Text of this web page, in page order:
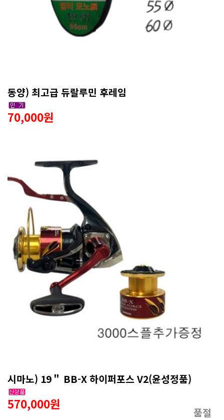
동양) 최고급 듀랄루민 후레임
70,000원
시마노) 19＂ BB-X 하이퍼포스 V2(윤성정품)
품절
570,000원